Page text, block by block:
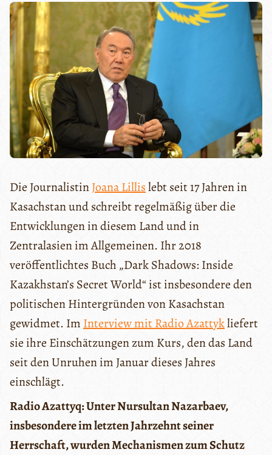
Die JournalistinJoana Lillislebt seit 17 Jahren in
Kasachstan und schreibt regelmäßig über die
Entwicklungen in diesem Land und in
Zentralasien im Allgemeinen. Ihr 2018
veröffentlichtes Buch „Dark Shadows: Inside
Kazakhstan’s Secret World“ ist insbesondere den
politischen Hintergründen von Kasachstan
gewidmet. Im Interview mit Radio Azattykliefert
sie ihre Einschätzungen zum Kurs, den das Land
seit den Unruhen im Januar dieses Jahres
einschlägt.
Radio Azattyq: Unter Nursultan Nazarbaev,
insbesondere im letzten Jahrzehnt seiner
Herrschaft, wurden Mechanismen zum Schutz